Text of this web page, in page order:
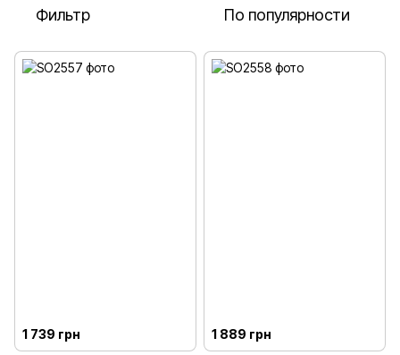
Фильтр По популярности
1 739 грн 1 889 грн